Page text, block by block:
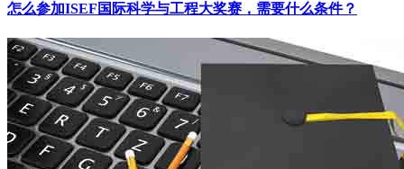
怎么参加ISEF国际科学与工程大奖赛，需要什么条件？